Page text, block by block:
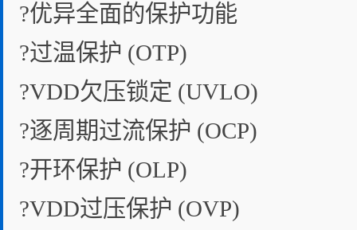
?优异全面的保护功能
?过温保护 (OTP)
?VDD欠压锁定 (UVLO)
?逐周期过流保护 (OCP)
?开环保护 (OLP)
?VDD过压保护 (OVP)